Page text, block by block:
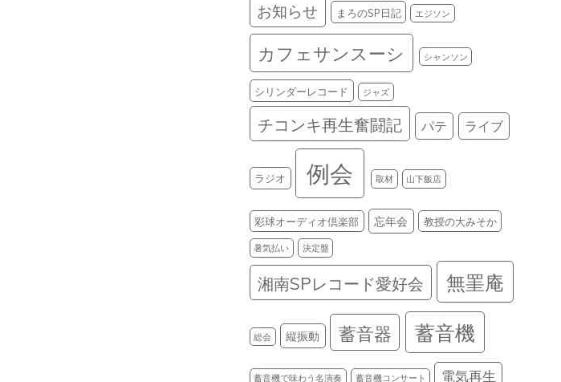
お知らせ まろのSP日記 エジソン
カフェサンスーシ シャンソン
シリンダーレコード ジャズ
チコンキ再生奮闘記 パテ ライブ
ラジオ 例会 取材 山下飯店
彩球オーディオ倶楽部 忘年会 教授の大みそか
暑気払い 決定盤
湘南SPレコード愛好会 無罣庵
総会 縦振動 蓄音器 蓄音機
蓄音機で味わう名演奏 蓄音機コンサート 電気再生